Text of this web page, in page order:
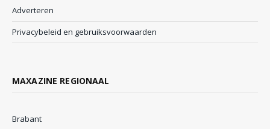
Adverteren
Privacybeleid en gebruiksvoorwaarden
MAXAZINE REGIONAAL
Brabant